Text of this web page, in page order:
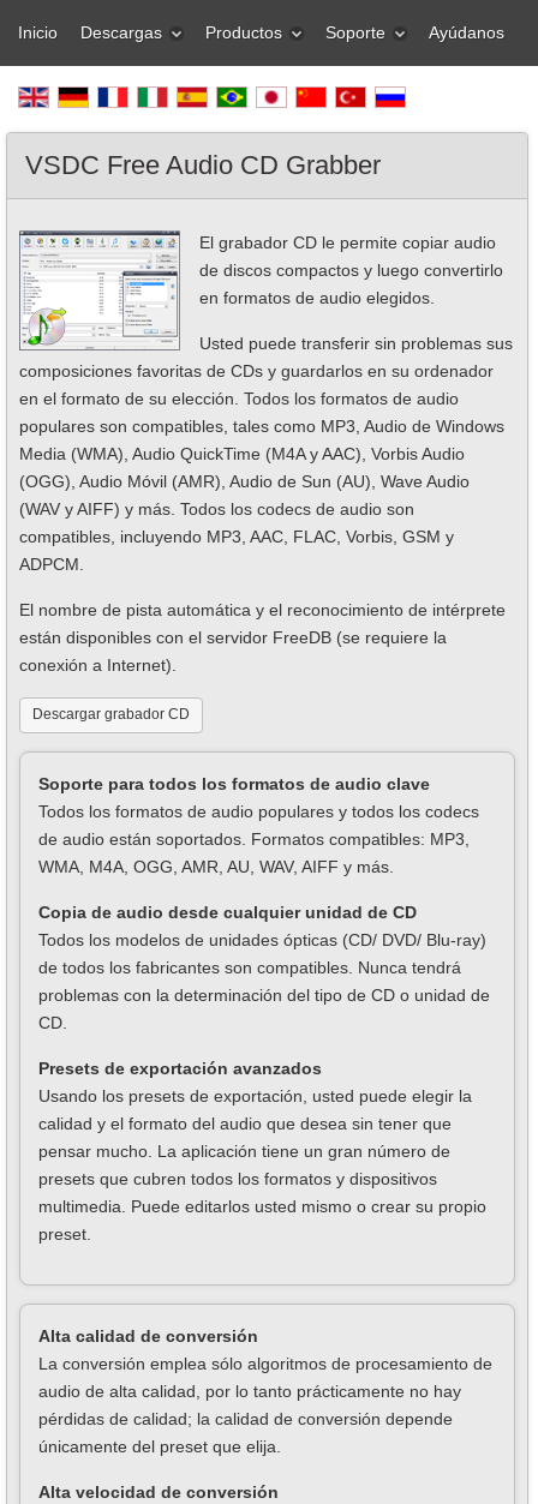
Inicio Descargas Productos Soporte Ayúdanos
VSDC Free Audio CD Grabber
El grabador CD le permite copiar audio
de discos compactos y luego convertirlo
en formatos de audio elegidos.
Usted puede transferir sin problemas sus
composiciones favoritas de CDs y guardarlos en su ordenador
en el formato de su elección. Todos los formatos de audio
populares son compatibles, tales como MP3, Audio de Windows
Media (WMA), Audio QuickTime (M4A y AAC), Vorbis Audio
(OGG), Audio Móvil (AMR), Audio de Sun (AU), Wave Audio
(WAV y AIFF) y más. Todos los codecs de audio son
compatibles, incluyendo MP3, AAC, FLAC, Vorbis, GSM y
ADPCM.
El nombre de pista automática y el reconocimiento de intérprete
están disponibles con el servidor FreeDB (se requiere la
conexión a Internet).
Descargar grabador CD
Soporte para todos los formatos de audio clave
Todos los formatos de audio populares y todos los codecs
de audio están soportados. Formatos compatibles: MP3,
WMA, M4A, OGG, AMR, AU, WAV, AIFF y más.
Copia de audio desde cualquier unidad de CD
Todos los modelos de unidades ópticas (CD/ DVD/ Blu-ray)
de todos los fabricantes son compatibles. Nunca tendrá
problemas con la determinación del tipo de CD o unidad de
CD.
Presets de exportación avanzados
Usando los presets de exportación, usted puede elegir la
calidad y el formato del audio que desea sin tener que
pensar mucho. La aplicación tiene un gran número de
presets que cubren todos los formatos y dispositivos
multimedia. Puede editarlos usted mismo o crear su propio
preset.
Alta calidad de conversión
La conversión emplea sólo algoritmos de procesamiento de
audio de alta calidad, por lo tanto prácticamente no hay
pérdidas de calidad; la calidad de conversión depende
únicamente del preset que elija.
Alta velocidad de conversión